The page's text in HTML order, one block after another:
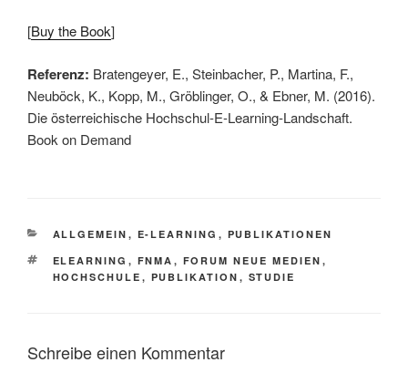
[Buy the Book]
Referenz: Bratengeyer, E., Steinbacher, P., Martina, F.,
Neuböck, K., Kopp, M., Gröblinger, O., & Ebner, M. (2016).
Die österreichische Hochschul-E-Learning-Landschaft.
Book on Demand
KATEGORIEN
ALLGEMEIN , E-LEARNING , PUBLIKATIONEN
SCHLAGWÖRTER
ELEARNING , FNMA , FORUM NEUE MEDIEN ,
HOCHSCHULE , PUBLIKATION , STUDIE
Schreibe einen Kommentar